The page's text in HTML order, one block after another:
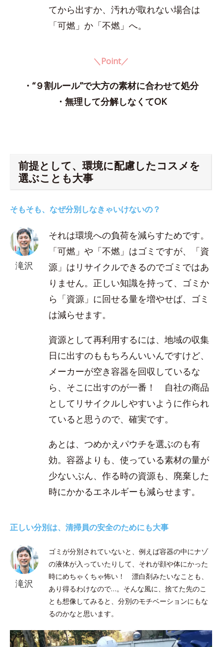
てから出すか、汚れが取れない場合は
「可燃」か「不燃」へ。
＼Point／
・“９割ルール”で大方の素材に合わせて処分
・無理して分解しなくてOK
前提として、環境に配慮したコスメを
選ぶことも大事
そもそも、なぜ分別しなきゃいけないの？
滝沢
それは環境への負荷を減らすためです。
「可燃」や「不燃」はゴミですが、「資
源」はリサイクルできるのでゴミではあ
りません。正しい知識を持って、ゴミか
ら「資源」に回せる量を増やせば、ゴミ
は減らせます。
資源として再利用するには、地域の収集
日に出すのももちろんいいんですけど、
メーカーが空き容器を回収しているな
ら、そこに出すのが一番！ 自社の商品
としてリサイクルしやすいように作られ
ていると思うので、確実です。
あとは、つめかえパウチを選ぶのも有
効。容器よりも、使っている素材の量が
少ないぶん、作る時の資源も、廃棄した
時にかかるエネルギーも減らせます。
正しい分別は、清掃員の安全のためにも大事
滝沢
ゴミが分別されていないと、例えば容器の中にナゾ
の液体が入っていたりして、それが顔や体にかった
時にめちゃくちゃ怖い！ 漂白剤みたいなことも、
あり得るわけなので…。そんな風に、捨てた先のこ
とも想像してみると、分別のモチベーションにもな
るのかなと思います。